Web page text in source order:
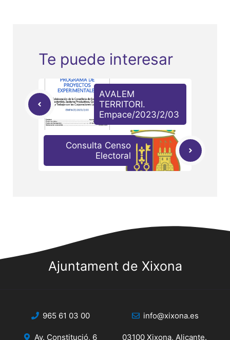
Te puede interesar
AVALEM
TERRITORI.
Empace/2023/2/03
Consulta Censo
Electoral
Ajuntament de Xixona
965 61 03 00 info@xixona.es
Av. Constitució, 6 03100 Xixona, Alicante.